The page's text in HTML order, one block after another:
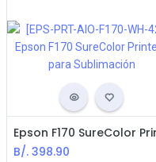
B/. 398.90